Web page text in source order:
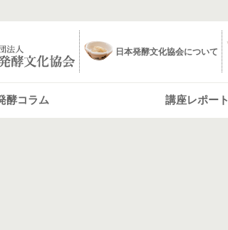
日本発酵文化協会について
酵コラム 講座レポート